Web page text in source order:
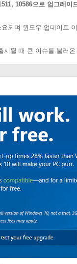
10586으로 업그레이
되며 윈도우 업데이트
시될 때 큰 이슈를 불러